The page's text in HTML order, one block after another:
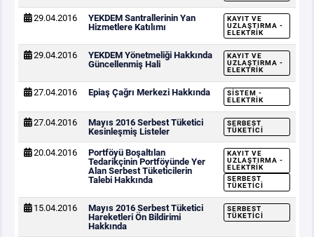
29.04.2016
YEKDEM Santrallerinin Yan
Hizmetlere Katılımı
KAYIT VE
UZLAŞTIRMA -
ELEKTRIK
29.04.2016
YEKDEM Yönetmeliği Hakkında
Güncellenmiş Hali
KAYIT VE
UZLAŞTIRMA -
ELEKTRIK
27.04.2016 Epiaş Çağrı Merkezi Hakkında
SISTEM -
ELEKTRIK
27.04.2016
Mayıs 2016 Serbest Tüketici
Kesinleşmiş Listeler
SERBEST
TÜKETICI
20.04.2016
Portföyü Boşaltılan
Tedarikçinin Portföyünde Yer
Alan Serbest Tüketicilerin
Talebi Hakkında
KAYIT VE
UZLAŞTIRMA -
ELEKTRIK
SERBEST
TÜKETICI
15.04.2016
Mayıs 2016 Serbest Tüketici
Hareketleri Ön Bildirimi
Hakkında
SERBEST
TÜKETICI